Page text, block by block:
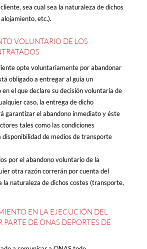
sea cual sea la naturaleza de dichos
etc.).
VOLUNTARIO DE LOS
opte voluntariamente por abandonar
obligado a entregar al guía un
el que declare su decisión voluntaria de
caso, la entrega de dicho
garantizar el abandono inmediato y éste
tales como las condiciones
disponibilidad de medios de transporte
por el abandono voluntario de la
otra razón correrán por cuenta del
la naturaleza de dichos costes (transporte,
EN LA EJECUCIÓN DEL
PARTE DE ONAS DEPORTES DE